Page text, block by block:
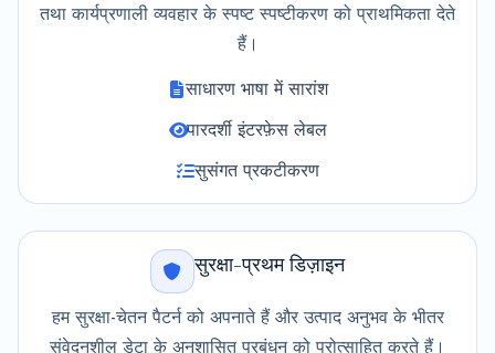
तथा कार्यप्रणाली व्यवहार के स्पष्ट स्पष्टीकरण को प्राथमिकता देते
हैं।
साधारण भाषा में सारांश
पारदर्शी इंटरफ़ेस लेबल
सुसंगत प्रकटीकरण
सुरक्षा-प्रथम डिज़ाइन
हम सुरक्षा-चेतन पैटर्न को अपनाते हैं और उत्पाद अनुभव के भीतर
संवेदनशील डेटा के अनुशासित प्रबंधन को प्रोत्साहित करते हैं।